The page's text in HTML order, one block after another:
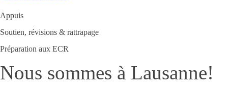
Appuis
Soutien, révisions & rattrapage
Préparation aux ECR
Nous sommes à Lausanne!